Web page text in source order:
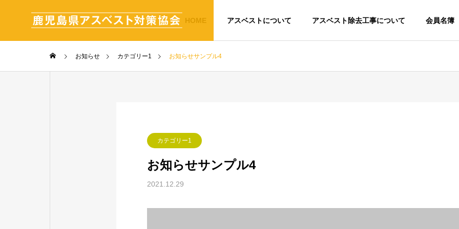
HOME アスベストについて アスベスト除去工事について 会員名簿
お知らせ カテゴリー1 お知らせサンプル4
カテゴリー1
お知らせサンプル4
2021.12.29